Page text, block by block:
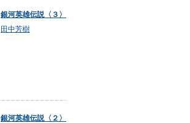
銀河英雄伝説〈３〉
田中芳樹
銀河英雄伝説〈２〉